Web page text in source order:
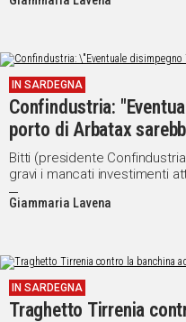
volentieri viene mortificato"
IN SARDEGNA
Confindustria:
porto di Arbatax
Bitti (presidente
gravi i mancati investimenti
Giammaria Lavena
IN SARDEGNA
Traghetto Tirrenia